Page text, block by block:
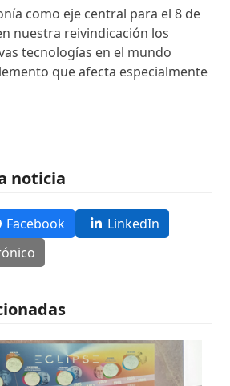
como eje central para el 8 de
nuestra reivindicación los
tecnologías en el mundo
que afecta especialmente
noticia
Facebook
LinkedIn